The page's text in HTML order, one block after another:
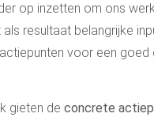
op inzetten om ons
als resultaat belangrijke
voor een goed
gieten de concrete